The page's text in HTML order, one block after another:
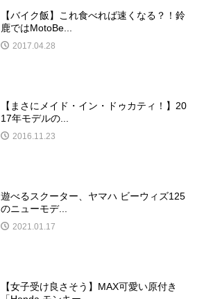
【バイク飯】これ食べれば速くなる？！鈴
鹿ではMotoBe...
2017.04.28
【まさにメイド・イン・ドゥカティ！】20
17年モデルの...
2016.11.23
遊べるスクーター、ヤマハ ビーウィズ125
のニューモデ...
2021.01.17
【女子受け良さそう】MAX可愛い原付き